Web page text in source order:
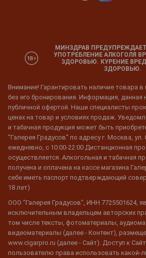
МИНЗДРАВ
УПОТРЕБЛЕНИЕ АЛКОГОЛЯ
ЗДОРОВЬЮ. КУРЕНИЕ
ЗДОРОВЬЮ.
Внимание! Гарантировать наличие товара
без его бронирования. Информация, данная
публичной офертой. Наши специалисты
ценах на товар и условиях продаж.
и табачная продукция может быть
"Галерея Градусов" по адресу г. Москва, ул.
ежедневно, с 10:00-22:00 Дистанционная
осуществляется. Алкогольная и табачная
получена и оплачена на кассе магазина
себе иметь паспорт подтверждающий
18 лет)
ООО "Галерея Градусов", ИНН 7725501624,
исключительным владельцем авторских
том числе тексты, фотоматериалы,
видеоматериалы (далее - Контент),
www.cigarpro.ru (далее - Сайт). Доступ к
пользователю права использовать какой-